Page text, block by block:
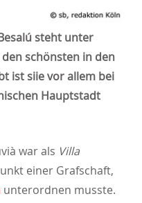
steht unter
schönsten in den
ist siie vor allem bei
Hauptstadt
war als Villa
einer Grafschaft,
unterordnen musste.